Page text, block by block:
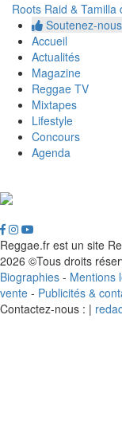
Roots Raid &
Soutenez-nous
Accueil
Actualités
Magazine
Reggae TV
Mixtapes
Lifestyle
Concours
Agenda
Reggae.fr est un site
2026 ©Tous droits
Biographies - Mentions
vente - Publicités &
Contactez-nous : |